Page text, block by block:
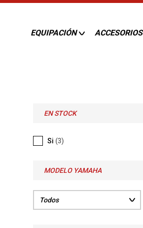
EQUIPACIÓN ACCESORIOS
EN STOCK
Si (3)
MODELO YAMAHA